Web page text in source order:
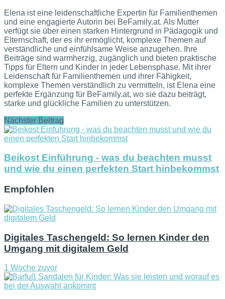
Elena ist eine leidenschaftliche Expertin für Familienthemen
und eine engagierte Autorin bei BeFamily.at. Als Mutter
verfügt sie über einen starken Hintergrund in Pädagogik und
Elternschaft, der es ihr ermöglicht, komplexe Themen auf
verständliche und einfühlsame Weise anzugehen. Ihre
Beiträge sind warmherzig, zugänglich und bieten praktische
Tipps für Eltern und Kinder in jeder Lebensphase. Mit ihrer
Leidenschaft für Familienthemen und ihrer Fähigkeit,
komplexe Themen verständlich zu vermitteln, ist Elena eine
perfekte Ergänzung für BeFamily.at, wo sie dazu beiträgt,
starke und glückliche Familien zu unterstützen.
Nächster Beitrag
Beikost Einführung - was du beachten musst
und wie du einen perfekten Start hinbekommst
Empfohlen
Digitales Taschengeld: So lernen Kinder den
Umgang mit digitalem Geld
1 Woche zuvor